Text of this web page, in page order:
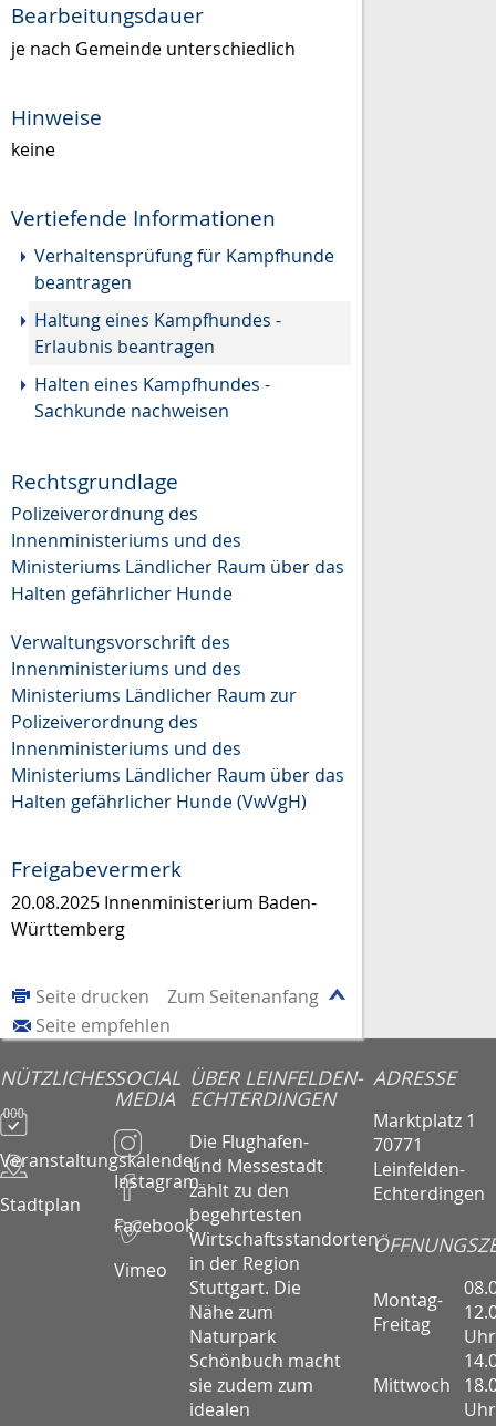
Bearbeitungsdauer
je nach Gemeinde unterschiedlich
Hinweise
keine
Vertiefende Informationen
Verhaltensprüfung für Kampfhunde
beantragen
Haltung eines Kampfhundes -
Erlaubnis beantragen
Halten eines Kampfhundes -
Sachkunde nachweisen
Rechtsgrundlage
Polizeiverordnung des
Innenministeriums und des
Ministeriums Ländlicher Raum über das
Halten gefährlicher Hunde
Verwaltungsvorschrift des
Innenministeriums und des
Ministeriums Ländlicher Raum zur
Polizeiverordnung des
Innenministeriums und des
Ministeriums Ländlicher Raum über das
Halten gefährlicher Hunde (VwVgH)
Freigabevermerk
20.08.2025 Innenministerium Baden-
Württemberg
Zum Seitenanfang
Seite drucken
Seite empfehlen
NÜTZLICHES
Veranstaltungskalender
Stadtplan
SOCIAL
MEDIA
Instagram
Facebook
Vimeo
ÜBER LEINFELDEN-
ECHTERDINGEN
Die Flughafen-
und Messestadt
zählt zu den
begehrtesten
Wirtschaftsstandorten
in der Region
Stuttgart. Die
Nähe zum
Naturpark
Schönbuch macht
sie zudem zum
idealen
ADRESSE
Marktplatz 1
70771
Leinfelden-
Echterdingen
Montag-
Freitag
Uhr
Mittwoch
Uhr